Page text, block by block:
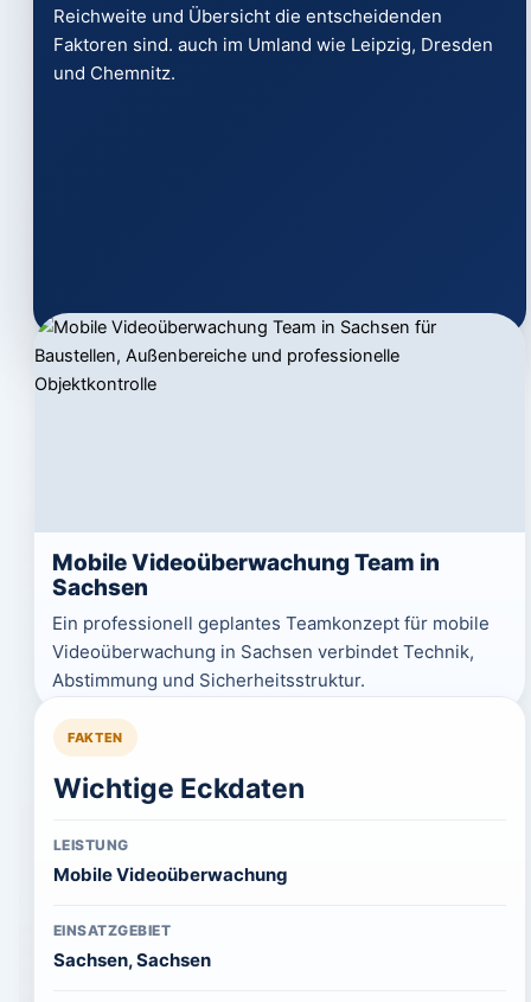
Reichweite und Übersicht die entscheidenden
Faktoren sind. auch im Umland wie Leipzig, Dresden
und Chemnitz.
Mobile Videoüberwachung Team in
Sachsen
Ein professionell geplantes Teamkonzept für mobile
Videoüberwachung in Sachsen verbindet Technik,
Abstimmung und Sicherheitsstruktur.
FAKTEN
Wichtige Eckdaten
LEISTUNG
Mobile Videoüberwachung
EINSATZGEBIET
Sachsen, Sachsen